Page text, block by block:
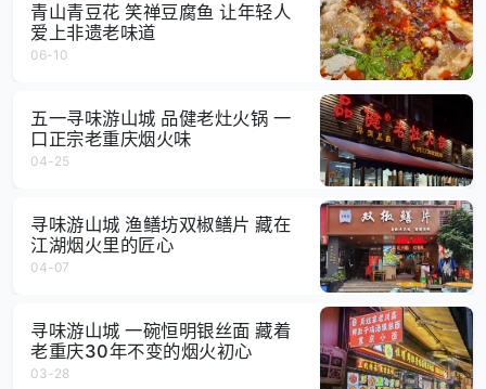
青山青豆花 笑禅豆腐鱼 让年轻人
爱上非遗老味道
06-10
五一寻味游山城 品健老灶火锅 一
口正宗老重庆烟火味
04-25
寻味游山城 渔鳝坊双椒鳝片 藏在
江湖烟火里的匠心
04-07
寻味游山城 一碗恒明银丝面 藏着
老重庆30年不变的烟火初心
03-28